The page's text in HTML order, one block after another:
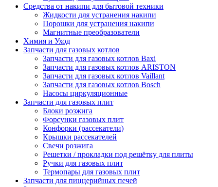
Средства от накипи для бытовой техники
Жидкости для устранения накипи
Порошки для устранения накипи
Магнитные преобразователи
Химия и Уход
Запчасти для газовых котлов
Запчасти для газовых котлов Baxi
Запчасти для газовых котлов ARISTON
Запчасти для газовых котлов Vaillant
Запчасти для газовых котлов Bosch
Насосы циркуляционные
Запчасти для газовых плит
Блоки розжига
Форсунки газовых плит
Конфорки (рассекатели)
Крышки рассекателей
Свечи розжига
Решетки / прокладки под решётку для плиты
Ручки для газовых плит
Термопары для газовых плит
Запчасти для пиццерийных печей